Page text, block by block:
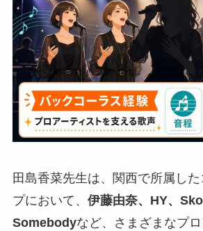
田島香菜先生は、関西で所属し
プにおいて、 伊藤由奈、HY、
Somebodyなど、さまざまなプ